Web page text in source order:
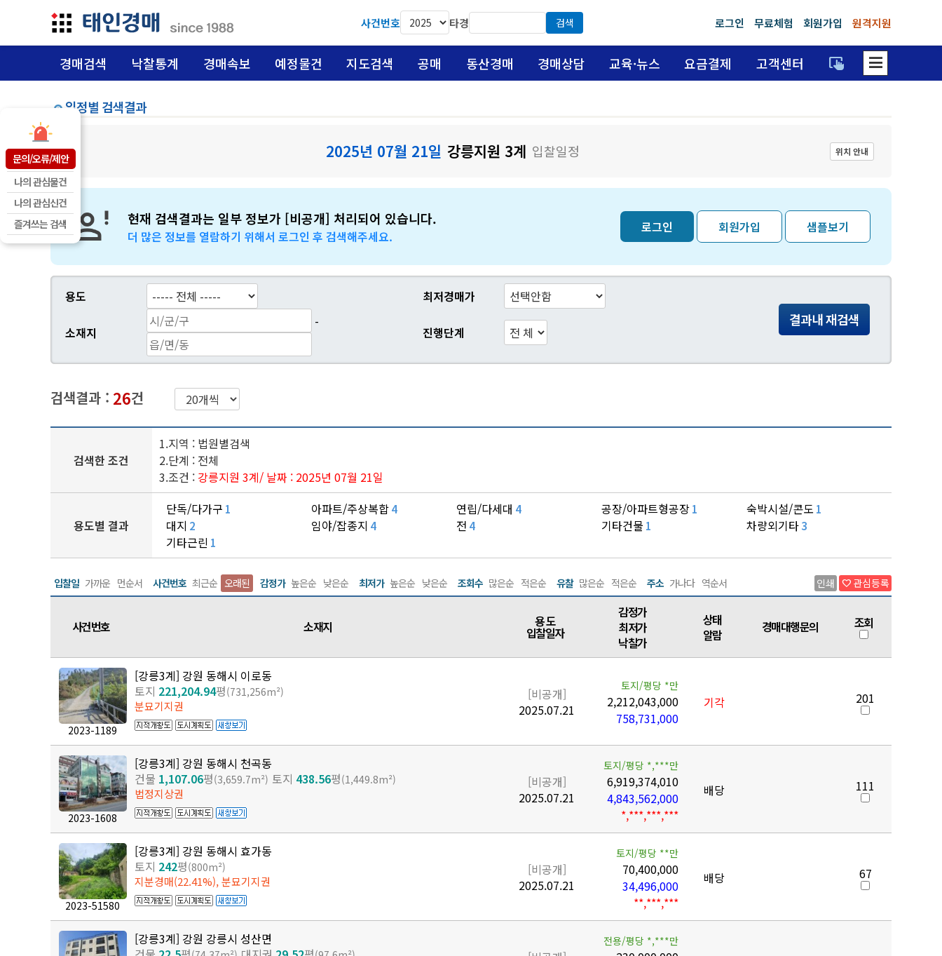
문의/오류/제안
나의 관심물건
나의 관심신건
즐겨쓰는 검색
사건번호 타경 검색 로그인 무료체험 회원가입 원격지원
경매검색 낙찰통계 경매속보 예정물건 지도검색 공매 동산경매 경매상담 교육·뉴스 요금결제 고객센터 trackpad_input dehaze
일정별 검색결과
2025년 07월 21일 강릉지원 3계 입찰일정 위치 안내
현재 검색결과는 일부 정보가 [비공개] 처리되어 있습니다.
더 많은 정보를 열람하기 위해서 로그인 후 검색해주세요.
로그인 회원가입 샘플보기
용도 최저경매가
결과내 재검색
소재지
-
진행단계
검색결과 : 26건
검색한 조건
1.지역 : 법원별검색
2.단계 : 전체
3.조건 : 강릉지원 3계/ 날짜 : 2025년 07월 21일
용도별 결과
단독/다가구 1 아파트/주상복합4 연립/다세대 4 공장/아파트형공장1 숙박시설/콘도 1
대지 2 임야/잡종지 4 전 4 기타건물 1 차량외기타3
기타근린 1
입찰일 가까운 먼순서 사건번호 최근순 오래된 감정가 높은순 낮은순 최저가 높은순 낮은순 조회수 많은순 적은순 유찰 많은순 적은순 주소 가나다 역순서 인쇄 favorite 관심등록
사건번호 소재지 용 도
입찰일자
감정가
최저가
낙찰가
상태
알람
경매대행문의 조회
2023-1189
[강릉3계] 강원 동해시 이로동
토지 221,204.94평(731,256m²)
분묘기지권
[비공개]
2025.07.21
토지/평당 *만
2,212,043,000
758,731,000
기각 201
2023-1608
[강릉3계] 강원 동해시 천곡동
건물 1,107.06평(3,659.7m²) 토지 438.56평(1,449.8m²)
법정지상권
[비공개]
2025.07.21
토지/평당 *,***만
6,919,374,010
4,843,562,000
*,***,***,***
배당 111
2023-51580
[강릉3계] 강원 동해시 효가동
토지 242평(800m²)
지분경매(22.41%), 분묘기지권
[비공개]
2025.07.21
토지/평당 **만
70,400,000
34,496,000
**,***,***
배당 67
[강릉3계] 강원 강릉시 성산면
전용/평당 *,***만